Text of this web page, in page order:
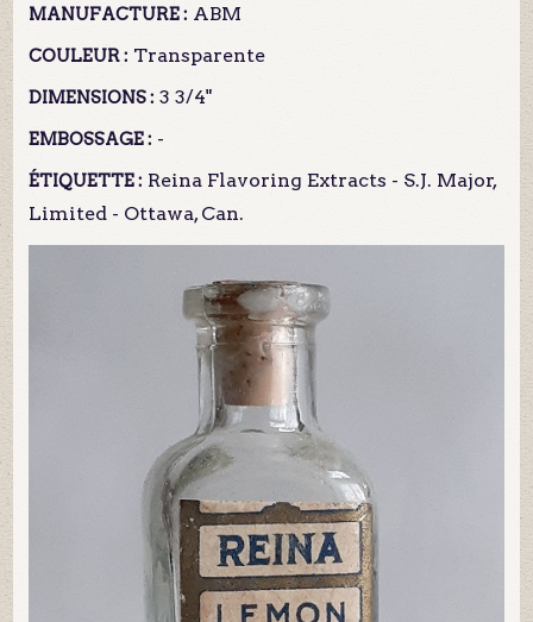
MANUFACTURE : ABM
COULEUR : Transparente
DIMENSIONS : 3 3/4"
EMBOSSAGE : -
ÉTIQUETTE : Reina Flavoring Extracts - S.J. Major,
Limited - Ottawa, Can.